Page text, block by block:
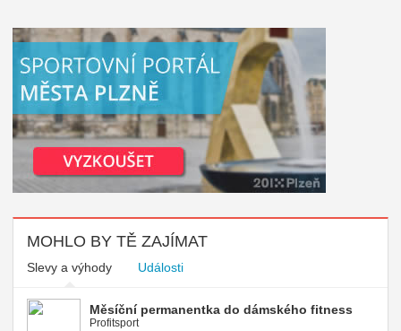
MOHLO BY TĚ ZAJÍMAT
Slevy a výhody Události
Měsíční permanentka do dámského fitness
Profitsport